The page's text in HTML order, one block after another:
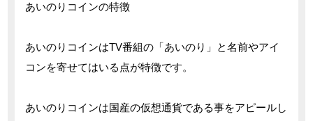
あいのりコインの特徴
あいのりコインはTV番組の「あいのり」と名前やアイ
コンを寄せてはいる点が特徴です。
あいのりコインは国産の仮想通貨である事をアピールし